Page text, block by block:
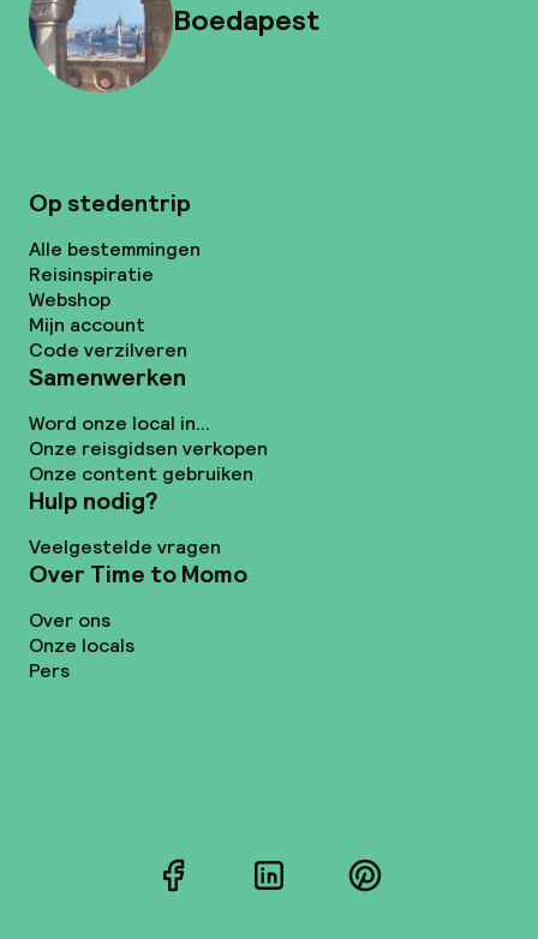
Boedapest
Op stedentrip
Alle bestemmingen
Reisinspiratie
Webshop
Mijn account
Code verzilveren
Samenwerken
Word onze local in...
Onze reisgidsen verkopen
Onze content gebruiken
Hulp nodig?
Veelgestelde vragen
Over Time to Momo
Over ons
Onze locals
Pers
FacebookLinkedInPinterest